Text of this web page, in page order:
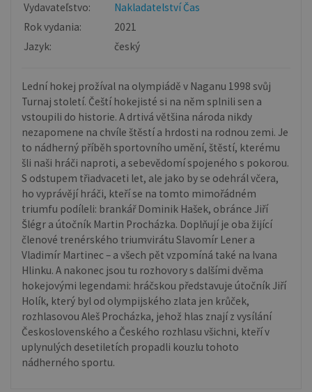
Vydavateľstvo:
Nakladatelství Čas
Rok vydania:
2021
Jazyk:
český
Lední hokej prožíval na olympiádě v Naganu 1998 svůj
Turnaj století. Čeští hokejisté si na něm splnili sen a
vstoupili do historie. A drtivá většina národa nikdy
nezapomene na chvíle štěstí a hrdosti na rodnou zemi. Je
to nádherný příběh sportovního umění, štěstí, kterému
šli naši hráči naproti, a sebevědomí spojeného s pokorou.
S odstupem třiadvaceti let, ale jako by se odehrál včera,
ho vyprávějí hráči, kteří se na tomto mimořádném
triumfu podíleli: brankář Dominik Hašek, obránce Jiří
Šlégr a útočník Martin Procházka. Doplňují je oba žijící
členové trenérského triumvirátu Slavomír Lener a
Vladimír Martinec – a všech pět vzpomíná také na Ivana
Hlinku. A nakonec jsou tu rozhovory s dalšími dvěma
hokejovými legendami: hráčskou představuje útočník Jiří
Holík, který byl od olympijského zlata jen krůček,
rozhlasovou Aleš Procházka, jehož hlas znají z vysílání
Československého a Českého rozhlasu všichni, kteří v
uplynulých desetiletích propadli kouzlu tohoto
nádherného sportu.